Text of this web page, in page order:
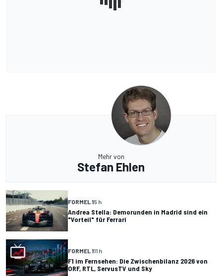
Mehr von
Stefan Ehlen
FORMEL 15 h
Andrea Stella: Demorunden in Madrid sind ein
"Vorteil" für Ferrari
FORMEL 111 h
F1 im Fernsehen: Die Zwischenbilanz 2026 von
ORF, RTL, ServusTV und Sky